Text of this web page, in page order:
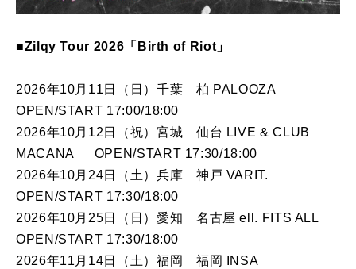
■Zilqy Tour 2026「Birth of Riot」
2026年10月11日（日）千葉 柏 PALOOZA
OPEN/START 17:00/18:00
2026年10月12日（祝）宮城 仙台 LIVE & CLUB
MACANA OPEN/START 17:30/18:00
2026年10月24日（土）兵庫 神戸 VARIT.
OPEN/START 17:30/18:00
2026年10月25日（日）愛知 名古屋 ell. FITS ALL
OPEN/START 17:30/18:00
2026年11月14日（土）福岡 福岡 INSA